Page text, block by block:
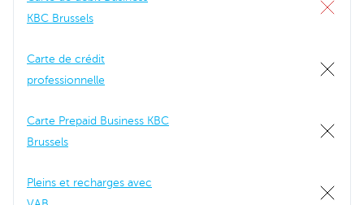
KBC Brussels
Carte de crédit
professionnelle
Carte Prepaid Business KBC
Brussels
Pleins et recharges avec